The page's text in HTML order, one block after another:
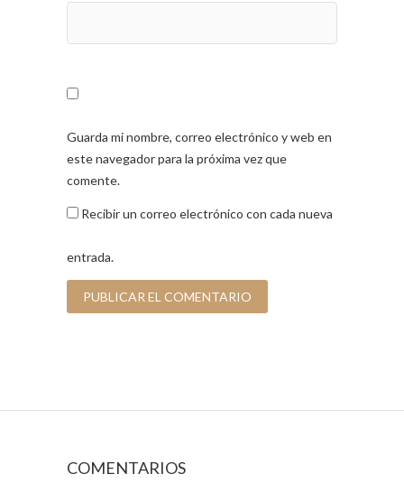
Guarda mi nombre, correo electrónico y web en
este navegador para la próxima vez que
comente.
Recibir un correo electrónico con cada nueva
entrada.
COMENTARIOS